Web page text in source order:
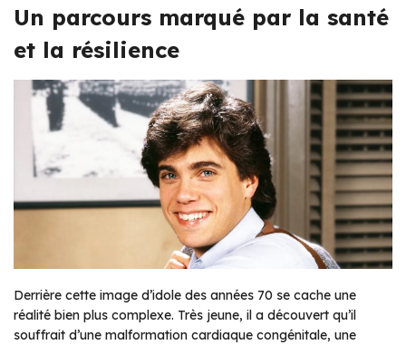
Un parcours marqué par la santé
et la résilience
Derrière cette image d’idole des années 70 se cache une
réalité bien plus complexe. Très jeune, il a découvert qu’il
souffrait d’une malformation cardiaque congénitale, une